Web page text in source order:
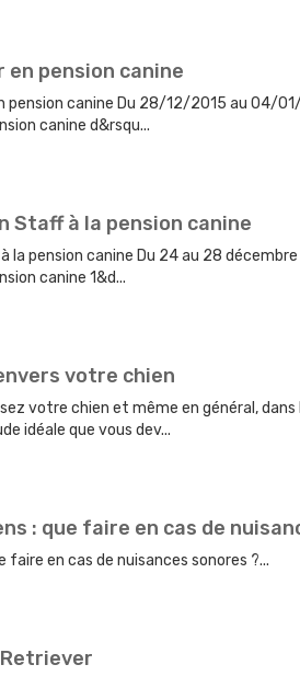
en pension canine
pension canine Du 28/12/2015 au 04/
canine d&rsqu...
Staff à la pension canine
la pension canine Du 24 au 28
canine 1&d...
votre chien
votre chien et même en général,
idéale que vous dev...
: que faire en cas de
faire en cas de nuisances sonores ?...